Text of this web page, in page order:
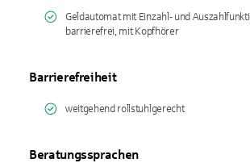
Geldautomat mit Einzahl- und
barrierefrei, mit Kopfhörer
Barrierefreiheit
weitgehend rollstuhlgerecht
Beratungssprachen